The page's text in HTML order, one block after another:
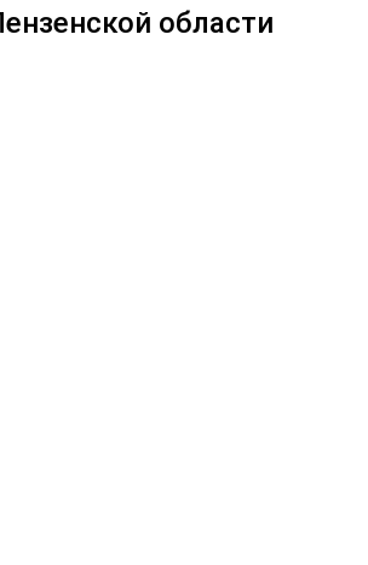
области